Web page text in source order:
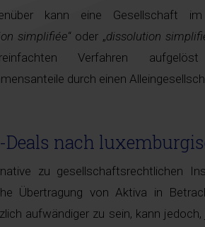
kann eine Gesellschaft
simplifiée“ oder „dissolution
Verfahren
durch einen
Deals nach
zu gesellschaftsrechtlichen
Übertragung von Aktiva in
aufwändiger zu sein, kann